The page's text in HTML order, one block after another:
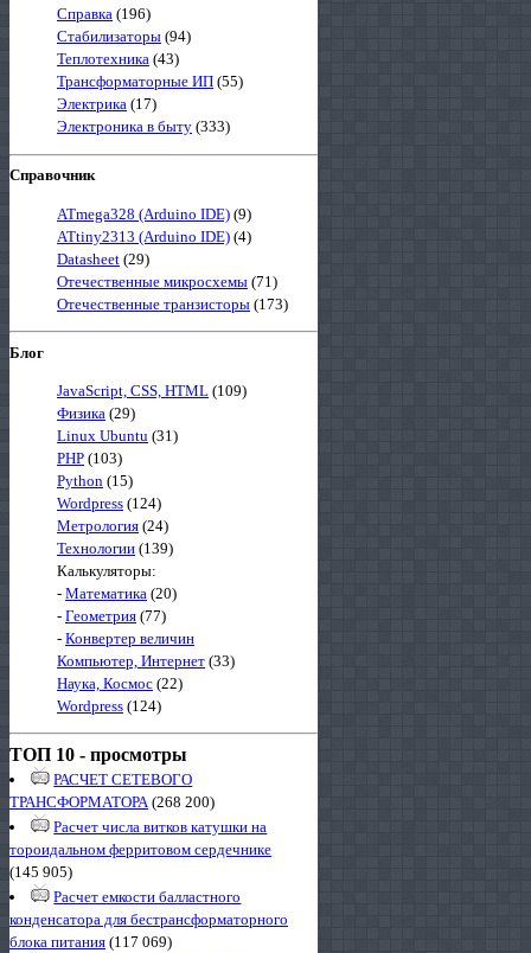
Справка (196)
Стабилизаторы (94)
Теплотехника (43)
Трансформаторные ИП (55)
Электрика (17)
Электроника в быту (333)
Справочник
ATmega328 (Arduino IDE) (9)
ATtiny2313 (Arduino IDE) (4)
Datasheet (29)
Отечественные микросхемы (71)
Отечественные транзисторы (173)
Блог
JavaScript, CSS, HTML (109)
Физика (29)
Linux Ubuntu (31)
PHP (103)
Python (15)
Wordpress (124)
Метрология (24)
Технологии (139)
Калькуляторы:
- Математика (20)
- Геометрия (77)
- Конвертер величин
Компьютер, Интернет (33)
Наука, Космос (22)
Wordpress (124)
ТОП 10 - просмотры
РАСЧЕТ СЕТЕВОГО
ТРАНСФОРМАТОРА(268 200)
Расчет числа витков катушки на
тороидальном ферритовом сердечнике
(145 905)
Расчет емкости балластного
конденсатора для бестрансформаторного
блока питания (117 069)